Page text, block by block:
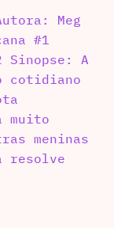
Meg
#1
Sinopse: A
cotidiano
muito
meninas
resolve